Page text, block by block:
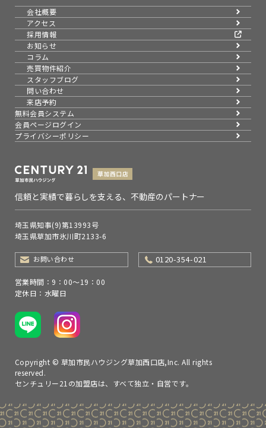
会社概要
アクセス
採用情報
お知らせ
コラム
売買物件紹介
スタッフブログ
問い合わせ
来店予約
無料会員システム
会員ページログイン
プライバシーポリシー
信頼と実績で暮らしを支える、不動産のパートナー
埼玉県知事(9)第13993号
埼玉県草加市氷川町2133-6
お問い合わせ 0120-354-021
営業時間：9：00～19：00
定休日：水曜日
Copyright © 草加市民ハウジング草加西口店,Inc. All rights
reserved.
センチュリー21の加盟店は、すべて独立・自営です。